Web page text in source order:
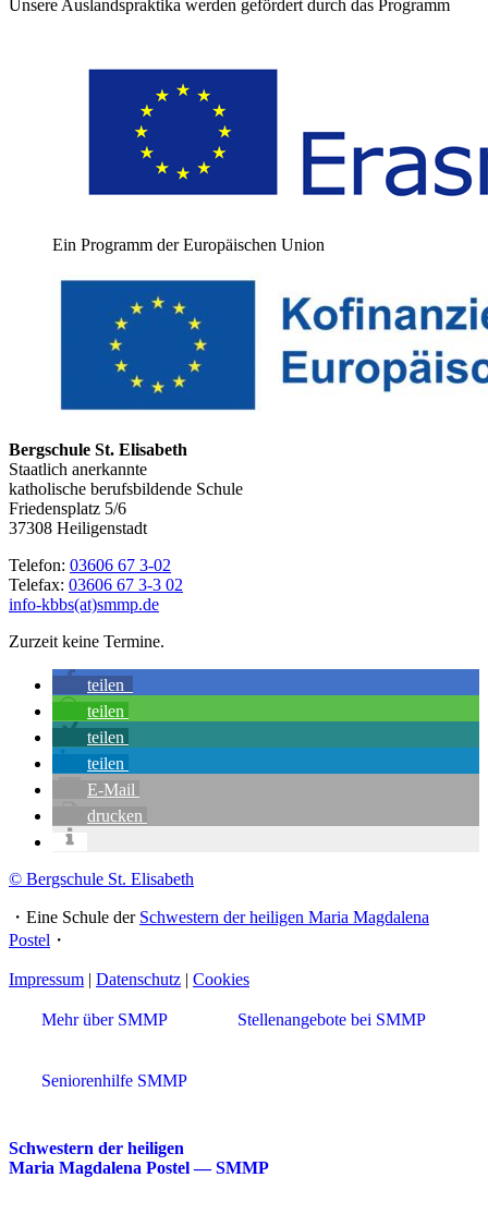
Unsere Auslandspraktika werden gefördert durch das Programm
Ein Programm der Europäischen Union
Bergschule St. Elisabeth
Staatlich anerkannte
katholische berufsbildende Schule
Friedensplatz 5/6
37308 Heiligenstadt
Telefon: 03606 67 3-02
Telefax: 03606 67 3-3 02
info-kbbs(at)smmp.de
Zurzeit keine Termine.
teilen
teilen
teilen
teilen
E-Mail
drucken
© Bergschule St. Elisabeth
・Eine Schule der Schwestern der heiligen Maria Magdalena
Postel ・
Impressum | Datenschutz | Cookies
Mehr über SMMP Stellenangebote bei SMMP
Seniorenhilfe SMMP
Schwestern der heiligen
Maria Magdalena Postel — SMMP